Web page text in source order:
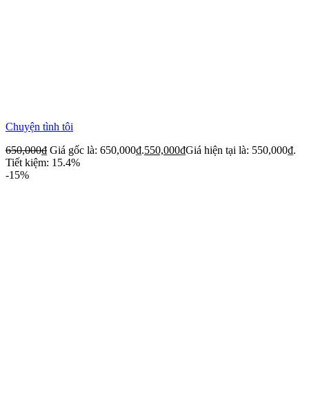
Chuyện tình tôi
650,000₫ Giá gốc là: 650,000₫.550,000₫Giá hiện tại là: 550,000₫.
Tiết kiệm: 15.4%
-15%